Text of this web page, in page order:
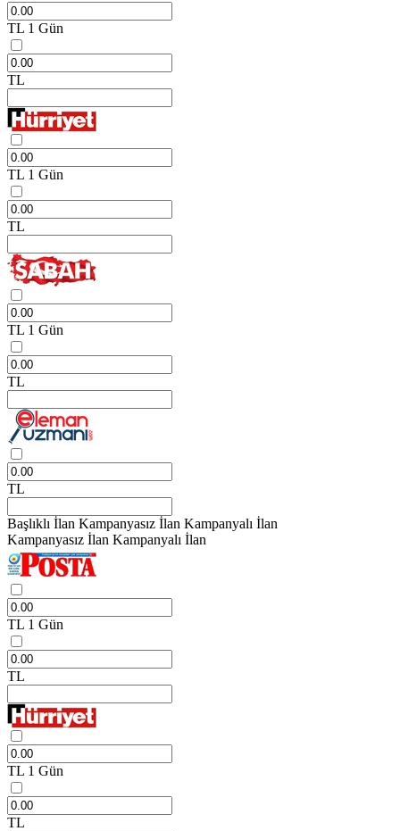
TL 1 Gün
TL
TL 1 Gün
TL
TL 1 Gün
TL
TL
Başlıklı İlan Kampanyasız İlan Kampanyalı İlan
Kampanyasız İlan Kampanyalı İlan
TL 1 Gün
TL
TL 1 Gün
TL